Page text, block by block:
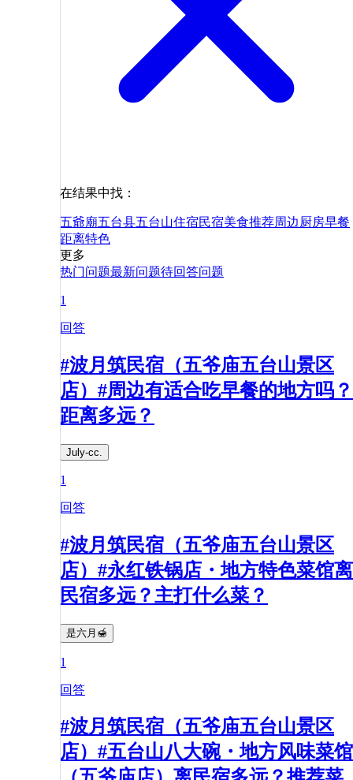
在结果中找：
五爺廟五台县五台山住宿民宿美食推荐周边 厨房早餐
距离特色
更多
热门问题最新问题待回答问题
1
回答
#波月筑民宿（五爷庙五台山景区
店）#周边有适合吃早餐的地方吗？
距离多远？​
July-cc.
1
回答
#波月筑民宿（五爷庙五台山景区
店）#永红铁锅店・地方特色菜馆离
民宿多远？主打什么菜？
是六月🍯
1
回答
#波月筑民宿（五爷庙五台山景区
店）#五台山八大碗・地方风味菜馆